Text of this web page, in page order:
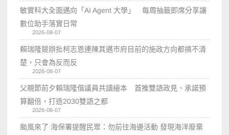
敏實科大全面邁向「AI Agent 大學」 每周抽籤即席分享讓
數位助手落實日常
2026-08-07
賴瑞隆競辦批柯志恩連陳其邁市府目前的施政方向都搞不清
楚，只會為反而反
2026-08-07
父親節前夕賴瑞隆偕議員共讀繪本 首推雙語政見、承諾預
算翻倍，打造2030雙語之都
2026-08-07
颱風來了 海保署提醒民眾：勿前往海邊活動 發現海洋廢棄